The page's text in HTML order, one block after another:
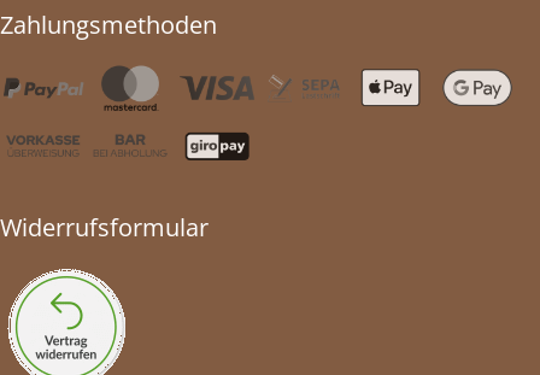
Zahlungsmethoden
Widerrufsformular